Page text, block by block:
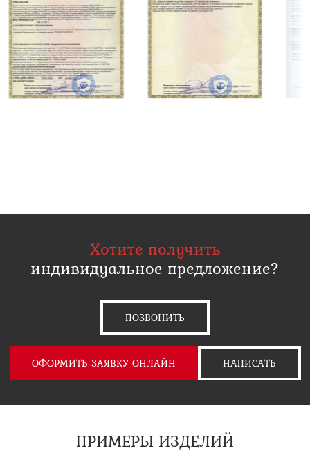
Хотите получить
индивидуальное предложение?
ПОЗВОНИТЬ
ОФОРМИТЬ ЗАЯВКУ ОНЛАЙН НАПИСАТЬ
ПРИМЕРЫ ИЗДЕЛИЙ